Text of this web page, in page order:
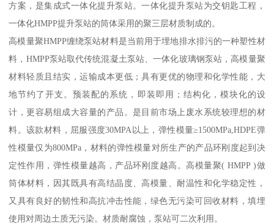
方案，是集成式一体化提升泵站。一体化提升泵站为交钥匙工程，
一体化HMPP提升泵站的筒体采用的聚三层材质制成的。
高模量聚HMPP缠绕泵站材料是当前用于埋地排水排污的一种塑性材
料，HMPP泵站取代传统混凝土泵站、一体化玻璃钢泵站，高模量聚
材料轻质且结实，运输成本更低；具有更优的物理和化学性能，大
地节约了开支。预装配的系统，即装即用；结构化，模块化的设
计，更容易组成大容量的产品。是目前市场上废水系统较理想的材
料。该款材料，屈服强度30MPA以上，弹性模量≥1500MPa,HDPE弹
性模量仅为800MPa，材料的弹性模量对所生产的产品环刚度起到决
定性作用，弹性模量越高，产品环刚度越高。高模量聚( HMPP )做
筒体材料，因其既具有高结晶度、高模量、耐温性和化学稳定性，
又具有良好的韧性和高抗冲击性能，绿色无污染可回收材料，填埋
使用对周边土质无污染。材质耐腐蚀，泵站可二次利用。